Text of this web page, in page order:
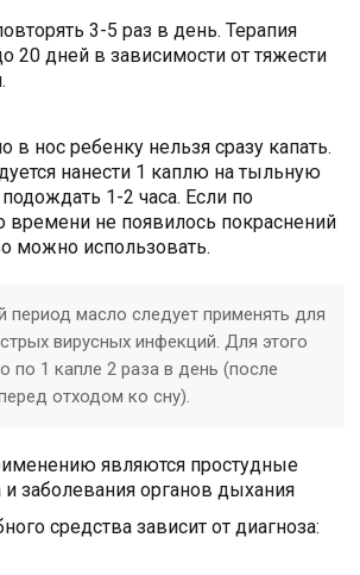
3-5 раз в день. Терапия
20 дней в зависимости от тяжести
в нос ребенку нельзя сразу капать.
нанести 1 каплю на тыльную
1-2 часа. Если по
времени не появилось покраснений
можно использовать.
период масло следует применять для
вирусных инфекций. Для этого
по 1 капле 2 раза в день (после
отходом ко сну).
являются простудные
заболевания органов дыхания
средства зависит от диагноза: